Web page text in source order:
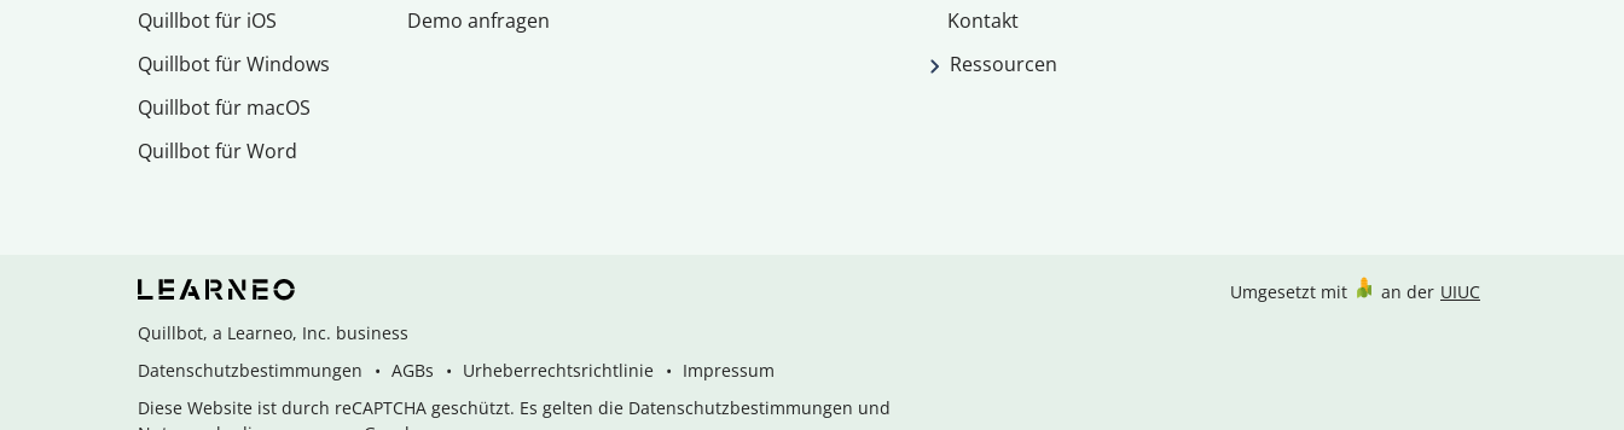
Quillbot für iOS
Quillbot für Windows
Quillbot für macOS
Quillbot für Word
Demo anfragen
Kontakt
Ressourcen
Quillbot, a Learneo, Inc. business
Datenschutzbestimmungen
AGBs Urheberrechtsrichtlinie
Impressum
Diese Website ist durch reCAPTCHA geschützt. Es gelten die Datenschutzbestimmungen und
Umgesetzt mit an der UIUC